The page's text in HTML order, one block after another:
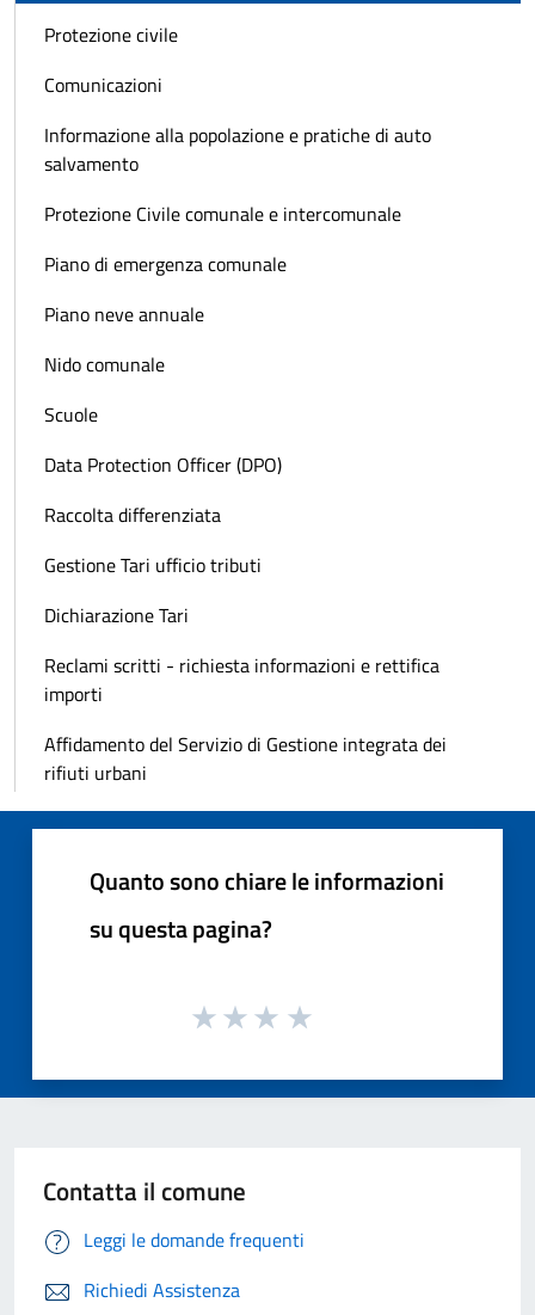
Protezione civile
Comunicazioni
Informazione alla popolazione e pratiche di auto
salvamento
Protezione Civile comunale e intercomunale
Piano di emergenza comunale
Piano neve annuale
Nido comunale
Scuole
Data Protection Officer (DPO)
Raccolta differenziata
Gestione Tari ufficio tributi
Dichiarazione Tari
Reclami scritti - richiesta informazioni e rettifica
importi
Affidamento del Servizio di Gestione integrata dei
rifiuti urbani
Quanto sono chiare le informazioni
su questa pagina?
Contatta il comune
Leggi le domande frequenti
Richiedi Assistenza